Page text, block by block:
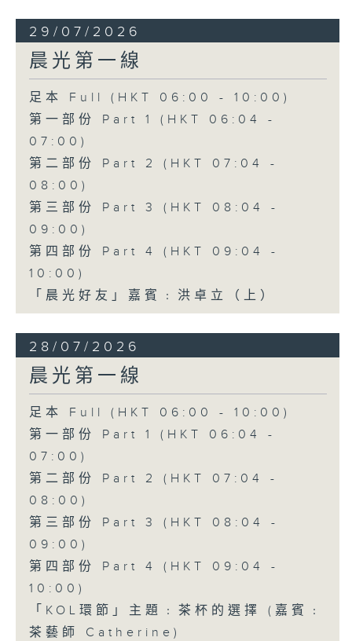
29/07/2026
晨光第一線
足本 Full (HKT 06:00 - 10:00)
第一部份 Part 1 (HKT 06:04 -
07:00)
第二部份 Part 2 (HKT 07:04 -
08:00)
第三部份 Part 3 (HKT 08:04 -
09:00)
第四部份 Part 4 (HKT 09:04 -
10:00)
「晨光好友」嘉賓﹕洪卓立（上）
28/07/2026
晨光第一線
足本 Full (HKT 06:00 - 10:00)
第一部份 Part 1 (HKT 06:04 -
07:00)
第二部份 Part 2 (HKT 07:04 -
08:00)
第三部份 Part 3 (HKT 08:04 -
09:00)
第四部份 Part 4 (HKT 09:04 -
10:00)
「KOL環節」主題﹕茶杯的選擇 (嘉賓﹕
茶藝師 Catherine)